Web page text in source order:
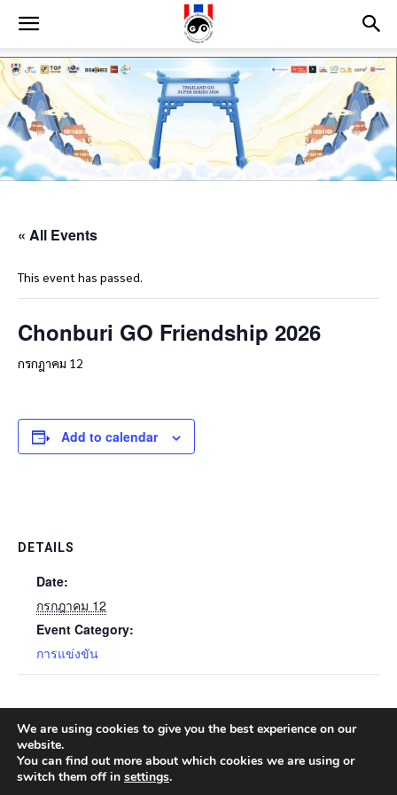
« All Events
This event has passed.
Chonburi GO Friendship 2026
กรกฎาคม 12
Add to calendar
DETAILS
Date:
กรกฎาคม 12
Event Category:
การแข่งขัน
CUP 2026
TOURNAMENT 2025
We are using cookies to give you the best experience on our
website.
You can find out more about which cookies we are using or
switch them off in settings.